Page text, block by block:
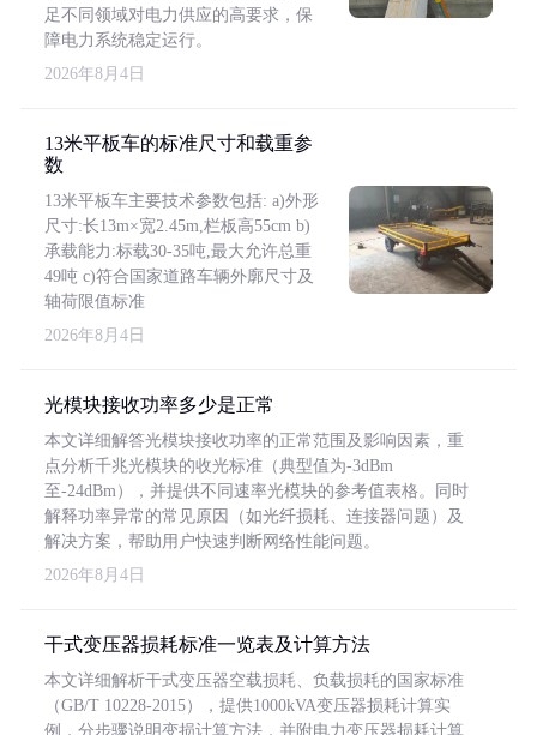
足不同领域对电力供应的高要求，保
障电力系统稳定运行。
2026年8月4日
13米平板车的标准尺寸和载重参
数
13米平板车主要技术参数包括: a)外形
尺寸:长13m×宽2.45m,栏板高55cm b)
承载能力:标载30-35吨,最大允许总重
49吨 c)符合国家道路车辆外廓尺寸及
轴荷限值标准
2026年8月4日
光模块接收功率多少是正常
本文详细解答光模块接收功率的正常范围及影响因素，重
点分析千兆光模块的收光标准（典型值为-3dBm
至-24dBm），并提供不同速率光模块的参考值表格。同时
解释功率异常的常见原因（如光纤损耗、连接器问题）及
解决方案，帮助用户快速判断网络性能问题。
2026年8月4日
干式变压器损耗标准一览表及计算方法
本文详细解析干式变压器空载损耗、负载损耗的国家标准
（GB/T 10228-2015），提供1000kVA变压器损耗计算实
例，分步骤说明变损计算方法，并附电力变压器损耗计算